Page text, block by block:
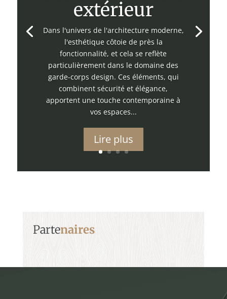
extérieur
Dans l'univers de l'architecture moderne,
l'esthétique côtoie de près la
fonctionnalité, et cela se reflète
particulièrement dans le domaine des
garde-corps design. Ces éléments, qui
combinent sécurité et élégance,
apportent une touche contemporaine à
vos espaces...
Lire plus
Partenaires